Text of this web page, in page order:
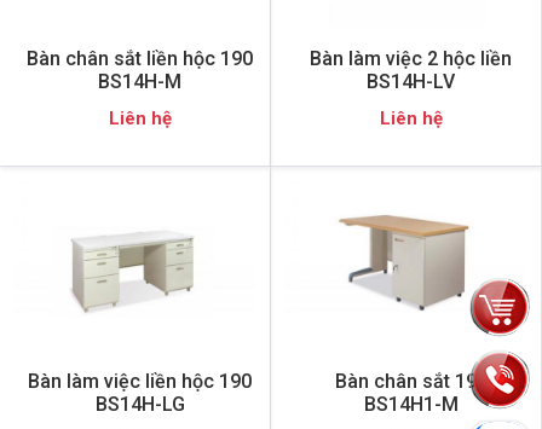
Bàn chân sắt liền hộc 190
BS14H-M
Liên hệ
Bàn làm việc 2 hộc liền
BS14H-LV
Liên hệ
Bàn làm việc liền hộc 190
BS14H-LG
Bàn chân sắt 190
BS14H1-M